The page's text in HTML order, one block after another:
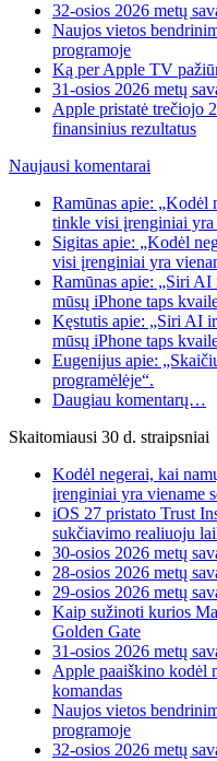
32-osios 2026 metų
Naujos vietos
programoje
Ką per Apple TV
31-osios 2026 metų
Apple pristatė trečiojo
finansinius rezultatus
Naujausi komentarai
Ramūnas apie: „Kodėl
tinkle visi įrenginiai yra
Sigitas apie: „Kodėl
visi įrenginiai yra
Ramūnas apie: „Siri
mūsų iPhone taps
Kęstutis apie: „Siri AI
mūsų iPhone taps
Eugenijus apie:
programėlėje“.
Daugiau komentarų…
Skaitomiausi 30 d. straipsniai
Kodėl negerai, kai
įrenginiai yra viename
iOS 27 pristato Trust
sukčiavimo realiuoju
30-osios 2026 metų
28-osios 2026 metų
29-osios 2026 metų
Kaip sužinoti kurios
Golden Gate
31-osios 2026 metų
Apple paaiškino kodėl
komandas
Naujos vietos
programoje
32-osios 2026 metų